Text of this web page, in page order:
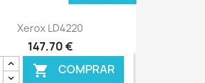
Xerox LD4220
147,70 €
 COMPRAR